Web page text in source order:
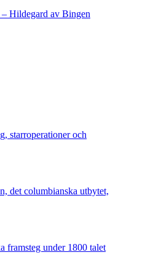
Hildegard av Bingen
starroperationer och
det columbianska utbytet,
framsteg under 1800 talet